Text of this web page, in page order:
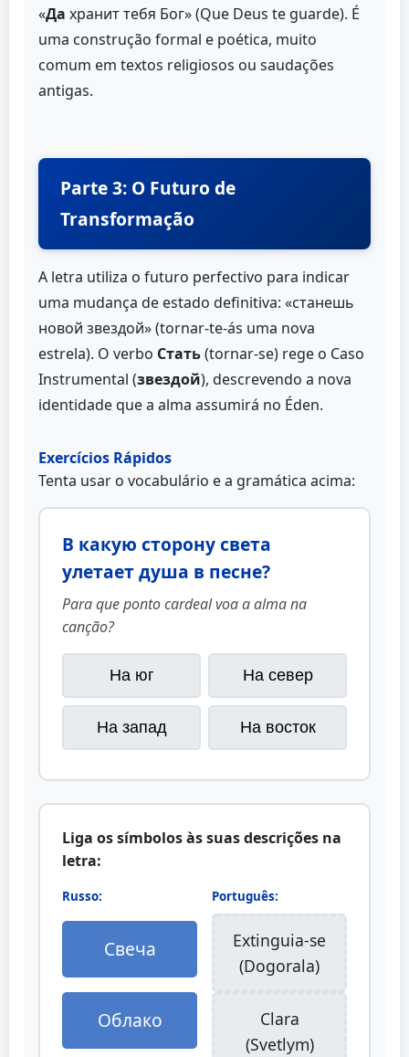
«Да хранит тебя Бог» (Que Deus te guarde). É
uma construção formal e poética, muito
comum em textos religiosos ou saudações
antigas.
Parte 3: O Futuro de
Transformação
A letra utiliza o futuro perfectivo para indicar
uma mudança de estado definitiva: «станешь
новой звездой» (tornar-te-ás uma nova
estrela). O verbo Стать(tornar-se) rege o Caso
Instrumental (звездой), descrevendo a nova
identidade que a alma assumirá no Éden.
Exercícios Rápidos
Tenta usar o vocabulário e a gramática acima:
В какую сторону света
улетает душа в песне?
Para que ponto cardeal voa a alma na
canção?
На юг На север
На запад На восток
Liga os símbolos às suas descrições na
letra:
Russo:
Свеча
Облако
Português:
Extinguia-se
(Dogorala)
Clara
(Svetlym)